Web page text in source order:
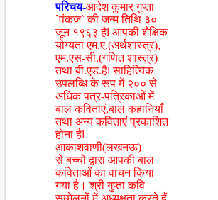
परिचय-आदेश कुमार गुप्ता
`पंकज` की जन्म तिथि ३०
जून १९६३ हैl आपकी शैक्षिक
योग्यता एम.ए.(अर्थशास्त्र),
एम.एस-सी.(गणित शास्त्र)
तथा बी.एड.हैl साहित्यिक
उपलब्धि के रूप में २०० से
अधिक पत्र-पत्रिकाओं मेंं
बाल कविताएं,बाल कहानियाँ
तथा अन्य कविताएं प्रकाशित
होना हैl
आकाशवाणी(लखनऊ)
से बच्चों द्वारा आपकी बाल
कविताओं का वाचन किया
गया है। श्री गुप्ता कवि